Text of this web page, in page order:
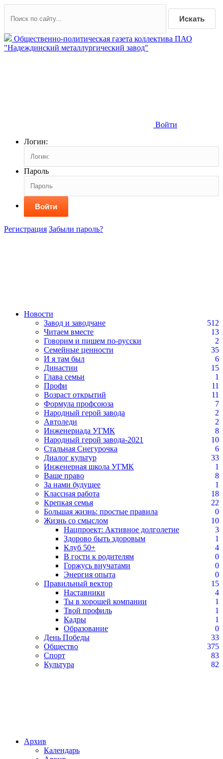
Искать
Общественно-политическая газета коллектива ПАО
"Надеждинский металлургический завод"
Войти
Логин:
Пароль
Войти
Регистрация Забыли пароль?
Новости
Завод и заводчане
512
Читаем вместе
13
Говорим и пишем по-русски
2
Семейные ценности
35
И я там был
6
Династии
15
Глава семьи
1
Профи
11
Возраст открытий
11
Формула профсоюза
7
Народный герой завода
2
Автоледи
2
Инженериада УГМК
8
Народный герой завода-2021
10
Стальная Снегурочка
6
Диалог культур
33
Инженерная школа УГМК
1
Ваше право
8
За нами будущее
1
Классная работа
18
Крепкая семья
22
Большая жизнь: простые правила
0
Жизнь со смыслом
10
Нацпроект: Активное долголетие
3
Здорово быть здоровым
1
Клуб 50+
4
В гости к родителям
0
Горжусь внучатами
0
Энергия опыта
0
Правильный вектор
15
Наставники
4
Ты в хорошей компании
1
Твой профиль
1
Кадры
1
Образование
0
День Победы
33
Общество
375
Спорт
83
Культура
82
Архив
Календарь